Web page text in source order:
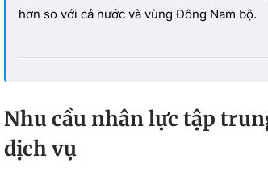
hơn so với cả nước và vùng Đông Nam bộ.
Nhu cầu nhân lực tập
dịch vụ